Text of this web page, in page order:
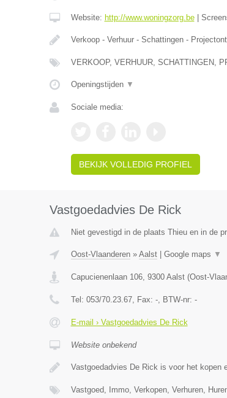
Website: http://www.woningzorg.be|
Verkoop - Verhuur - Schattingen -
VERKOOP, VERHUUR, SCHATTINGEN,
Openingstijden ▼
Sociale media:
BEKIJK VOLLEDIG PROFIEL
Vastgoedadvies De Rick
Niet gevestigd in de plaats Thieu en in de
Oost-Vlaanderen» Aalst| Google maps ▼
Capucienenlaan 106, 9300 Aalst(Oost-
Tel: 053/70.23.67, Fax: -, BTW-nr: -
E-mail › Vastgoedadvies De Rick
Website onbekend
Vastgoedadvies De Rick is voor het kopen
Vastgoed, Immo, Verkopen, Verhuren,